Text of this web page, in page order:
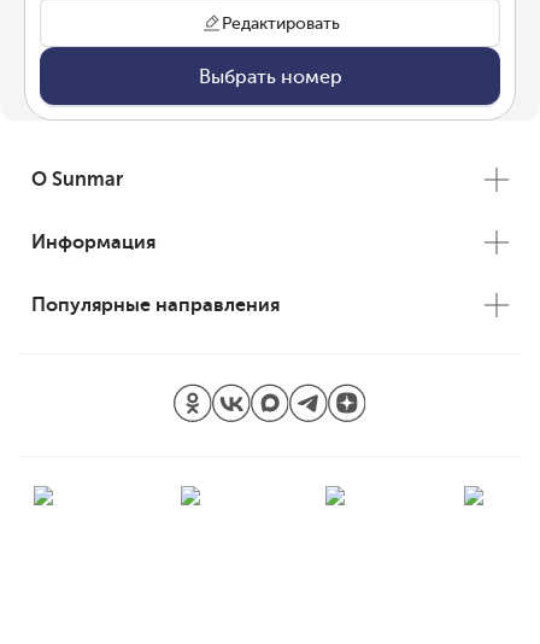
Редактировать
Выбрать номер
О Sunmar
Информация
Популярные направления